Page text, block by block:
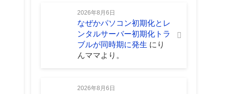
2026年8月6日
なぜかパソコン初期化とレ
ンタルサーバー初期化トラ
ブルが同時期に発生 に り
んママより。
2026年8月6日